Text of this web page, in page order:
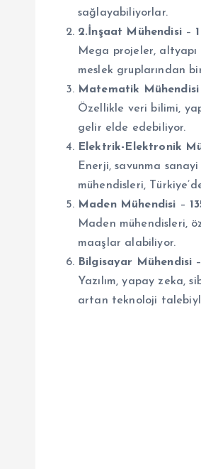
sağlayabiliyorlar.
2.İnşaat Mühendisi–
Mega projeler, altyapı
meslek gruplarından
Matematik Mühendisi
Özellikle veri bilimi,
gelir elde edebiliyor.
Elektrik-Elektronik
Enerji, savunma
mühendisleri,
Maden Mühendisi –
Maden mühendisleri,
maaşlar alabiliyor.
Bilgisayar Mühendisi –
Yazılım, yapay zeka,
artan teknoloji